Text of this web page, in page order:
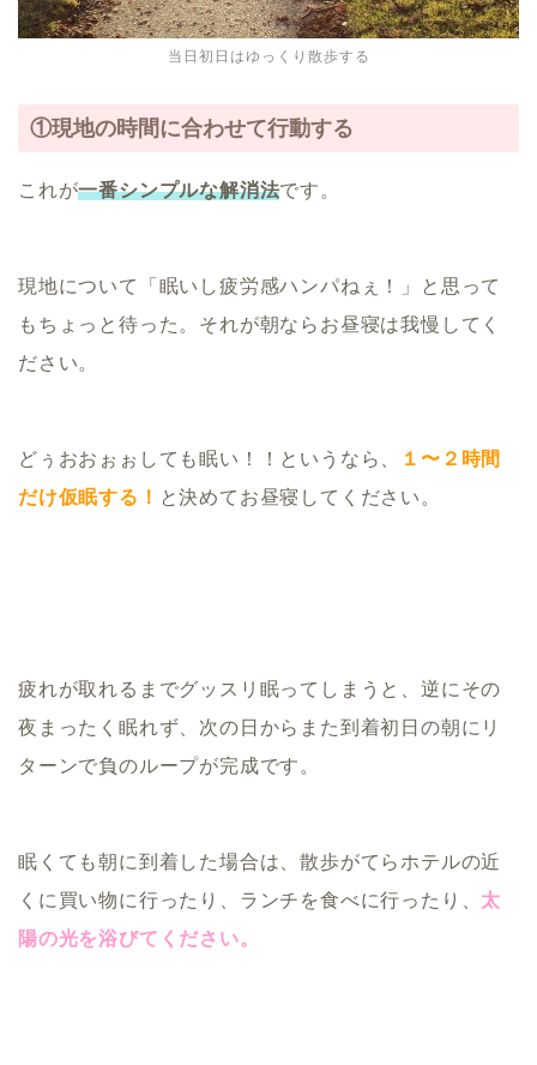
当日初日はゆっくり散歩する
①現地の時間に合わせて行動する
これが一番シンプルな解消法です。
現地について「眠いし疲労感ハンパねぇ！」と思って
もちょっと待った。それが朝ならお昼寝は我慢してく
ださい。
どぅおおぉぉしても眠い！！というなら、
１〜２時間
だけ仮眠する！ と決めてお昼寝してください。
疲れが取れるまでグッスリ眠ってしまうと、逆にその
夜まったく眠れず、次の日からまた到着初日の朝にリ
ターンで負のループが完成です。
眠くても朝に到着した場合は、散歩がてらホテルの近
くに買い物に行ったり、ランチを食べに行ったり、 太
陽の光を浴びてください。